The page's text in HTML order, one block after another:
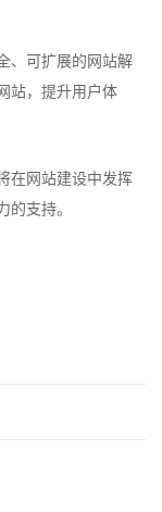
、可扩展的网站解
站，提升用户体
在网站建设中发挥
支持。